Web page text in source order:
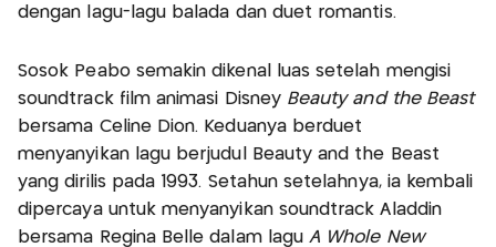
dengan lagu-lagu balada dan duet romantis.
Sosok Peabo semakin dikenal luas setelah mengisi
soundtrack film animasi Disney Beauty and the Beast
bersama Celine Dion. Keduanya berduet
menyanyikan lagu berjudul Beauty and the Beast
yang dirilis pada 1993. Setahun setelahnya, ia kembali
dipercaya untuk menyanyikan soundtrack Aladdin
bersama Regina Belle dalam lagu A Whole New